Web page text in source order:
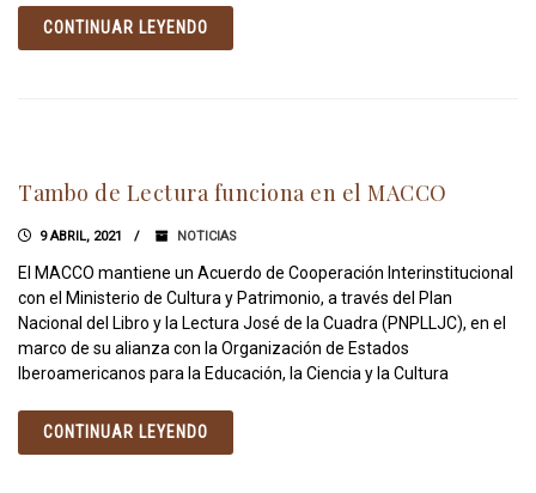
CONTINUAR LEYENDO
Tambo de Lectura funciona en el MACCO
9 ABRIL, 2021 NOTICIAS
El MACCO mantiene un Acuerdo de Cooperación Interinstitucional
con el Ministerio de Cultura y Patrimonio, a través del Plan
Nacional del Libro y la Lectura José de la Cuadra (PNPLLJC), en el
marco de su alianza con la Organización de Estados
Iberoamericanos para la Educación, la Ciencia y la Cultura
CONTINUAR LEYENDO